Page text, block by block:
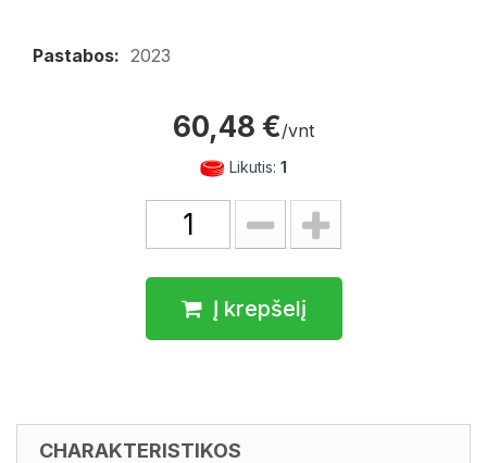
Pastabos: 2023
60,48 €/vnt
Likutis: 1
Į krepšelį
CHARAKTERISTIKOS